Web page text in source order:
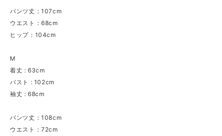
パンツ丈：107cm
ウエスト：68cm
ヒップ：104cm
M
着丈 : 63cm
バスト : 102cm
袖丈 : 68cm
パンツ丈：108cm
ウエスト：72cm